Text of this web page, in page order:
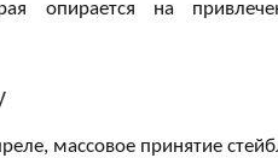
опирается на
массовое принятие